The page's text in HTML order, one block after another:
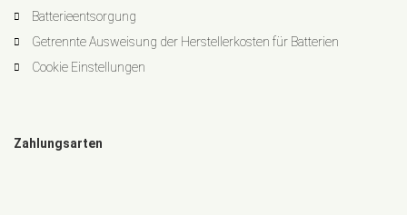
Batterieentsorgung
Getrennte Ausweisung der Herstellerkosten für Batterien
Cookie Einstellungen
Zahlungsarten